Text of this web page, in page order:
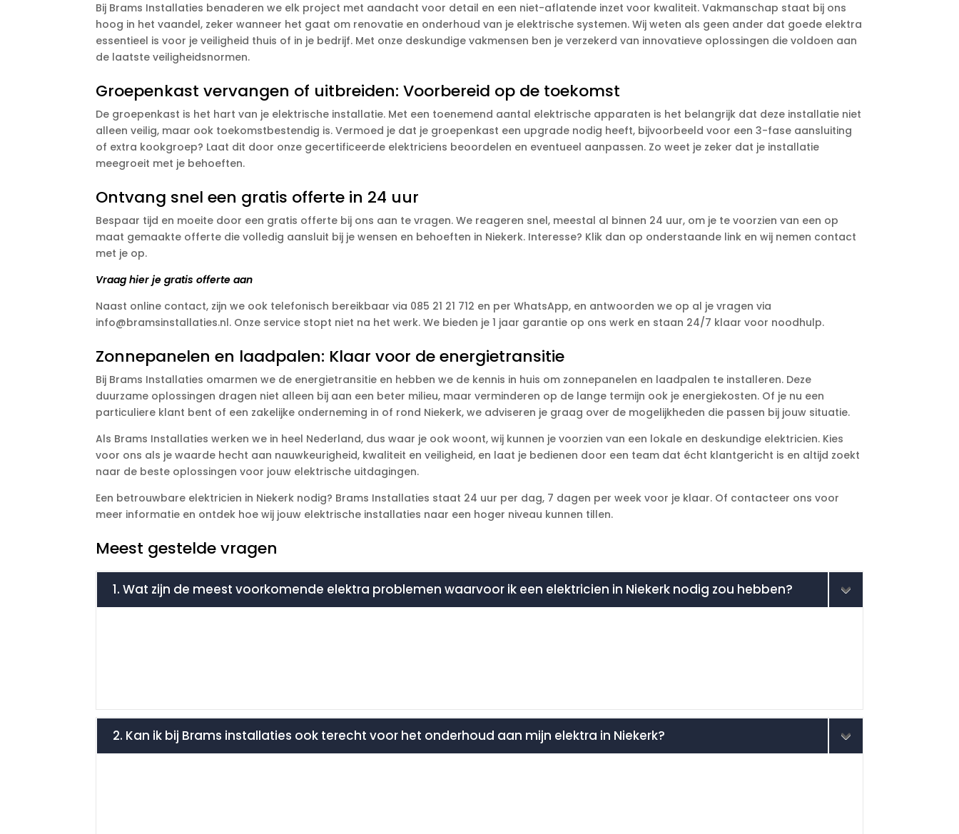
Bij Brams Installaties benaderen we elk project met aandacht voor detail en een niet-aflatende inzet voor kwaliteit. Vakmanschap staat bij ons
hoog in het vaandel, zeker wanneer het gaat om renovatie en onderhoud van je elektrische systemen. Wij weten als geen ander dat goede elektra
essentieel is voor je veiligheid thuis of in je bedrijf. Met onze deskundige vakmensen ben je verzekerd van innovatieve oplossingen die voldoen aan
de laatste veiligheidsnormen.
Groepenkast vervangen of uitbreiden: Voorbereid op de toekomst
De groepenkast is het hart van je elektrische installatie. Met een toenemend aantal elektrische apparaten is het belangrijk dat deze installatie niet
alleen veilig, maar ook toekomstbestendig is. Vermoed je dat je groepenkast een upgrade nodig heeft, bijvoorbeeld voor een 3-fase aansluiting
of extra kookgroep? Laat dit door onze gecertificeerde elektriciens beoordelen en eventueel aanpassen. Zo weet je zeker dat je installatie
meegroeit met je behoeften.
Ontvang snel een gratis offerte in 24 uur
Bespaar tijd en moeite door een gratis offerte bij ons aan te vragen. We reageren snel, meestal al binnen 24 uur, om je te voorzien van een op
maat gemaakte offerte die volledig aansluit bij je wensen en behoeften in Niekerk. Interesse? Klik dan op onderstaande link en wij nemen contact
met je op.
Vraag hier je gratis offerte aan
Naast online contact, zijn we ook telefonisch bereikbaar via 085 21 21 712 en per WhatsApp, en antwoorden we op al je vragen via
info@bramsinstallaties.nl. Onze service stopt niet na het werk. We bieden je 1 jaar garantie op ons werk en staan 24/7 klaar voor noodhulp.
Zonnepanelen en laadpalen: Klaar voor de energietransitie
Bij Brams Installaties omarmen we de energietransitie en hebben we de kennis in huis om zonnepanelen en laadpalen te installeren. Deze
duurzame oplossingen dragen niet alleen bij aan een beter milieu, maar verminderen op de lange termijn ook je energiekosten. Of je nu een
particuliere klant bent of een zakelijke onderneming in of rond Niekerk, we adviseren je graag over de mogelijkheden die passen bij jouw situatie.
Als Brams Installaties werken we in heel Nederland, dus waar je ook woont, wij kunnen je voorzien van een lokale en deskundige elektricien. Kies
voor ons als je waarde hecht aan nauwkeurigheid, kwaliteit en veiligheid, en laat je bedienen door een team dat écht klantgericht is en altijd zoekt
naar de beste oplossingen voor jouw elektrische uitdagingen.
Een betrouwbare elektricien in Niekerk nodig? Brams Installaties staat 24 uur per dag, 7 dagen per week voor je klaar. Of contacteer ons voor
meer informatie en ontdek hoe wij jouw elektrische installaties naar een hoger niveau kunnen tillen.
Meest gestelde vragen
1. Wat zijn de meest voorkomende elektra problemen waarvoor ik een elektricien in Niekerk nodig zou hebben?
2. Kan ik bij Brams installaties ook terecht voor het onderhoud aan mijn elektra in Niekerk?